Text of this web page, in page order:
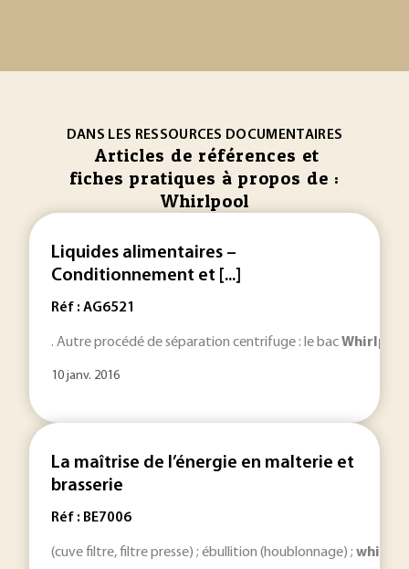
DANS LES RESSOURCES DOCUMENTAIRES
Articles de références et
fiches pratiques à propos de :
Whirlpool
Liquides alimentaires –
Conditionnement et [...]
Réf : AG6521
. Autre procédé de séparation centrifuge : le bacWhirlpool
10 janv. 2016
La maîtrise de l’énergie en malterie et
brasserie
Réf : BE7006
(cuve filtre, filtre presse) ; ébullition (houblonnage) ;